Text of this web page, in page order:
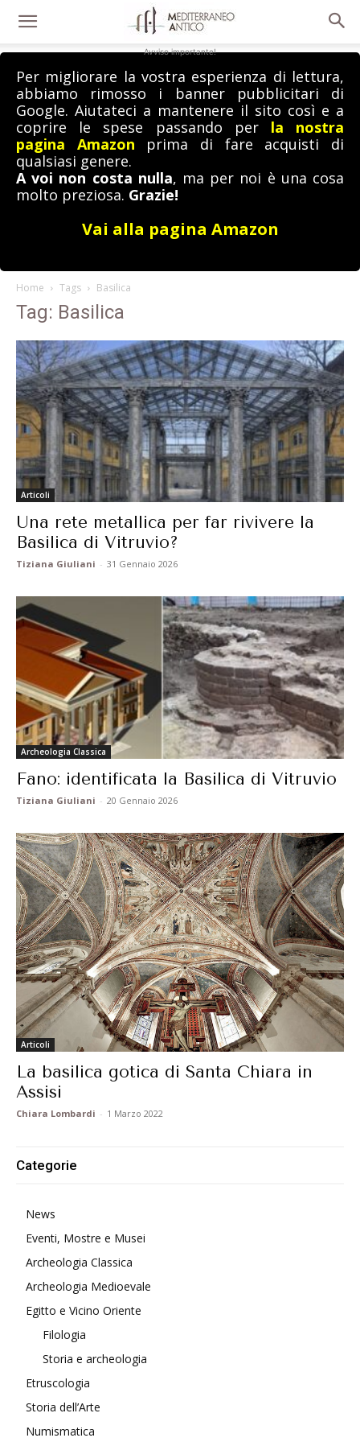
Avviso importante!
Per migliorare la vostra esperienza di lettura,
abbiamo rimosso i banner pubblicitari di
Google. Aiutateci a mantenere il sito così e a
coprire le spese passando per la nostra
pagina Amazon prima di fare acquisti di
qualsiasi genere.
A voi non costa nulla, ma per noi è una cosa
molto preziosa. Grazie!
Vai alla pagina Amazon
Home Tags Basilica
Tag: Basilica
Articoli
Una rete metallica per far rivivere la
Basilica di Vitruvio?
Tiziana Giuliani - 31 Gennaio 2026
Archeologia Classica
Fano: identificata la Basilica di Vitruvio
Tiziana Giuliani - 20 Gennaio 2026
Articoli
La basilica gotica di Santa Chiara in
Assisi
Chiara Lombardi - 1 Marzo 2022
Categorie
News
Eventi, Mostre e Musei
Archeologia Classica
Archeologia Medioevale
Egitto e Vicino Oriente
Filologia
Storia e archeologia
Etruscologia
Storia dell’Arte
Numismatica